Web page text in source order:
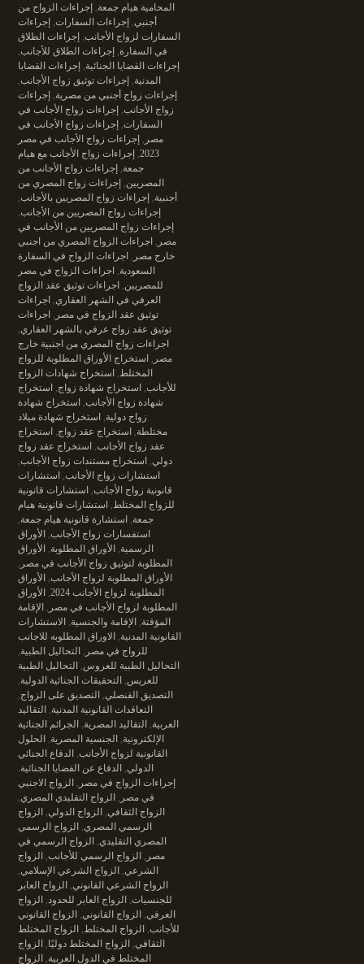
المحامية هيام جمعة, إجراءات الزواج من
أجنبي, إجراءات السفارات, إجراءات
السفارات لزواج الأجانب, إجراءات الطلاق
في السفارة, إجراءات الطلاق للأجانب,
إجراءات القضايا الجنائية, إجراءات القضايا
المدنية, إجراءات توثيق زواج الأجانب,
إجراءات زواج أجنبي من مصرية, إجراءات
زواج الأجانب, إجراءات زواج الأجانب في
السفارات, إجراءات زواج الأجانب في
مصر , إجراءات زواج الأجانب في مصر
2023
, إجراءات زواج الأجانب مع هيام
جمعة, إجراءات زواج الأجانب من
المصريين, إجراءات زواج المصري من
أجنبية, إجراءات زواج المصريين بالأجانب,
إجراءات زواج المصريين من الأجانب,
إجراءات زواج المصريين من الأجانب في
مصر , اجراءات الزواج المصري من اجنبي
خارج مصر , اجراءات الزواج في السفارة
السعودية, اجراءات الزواج في مصر
للمصريين, اجراءات توثيق عقد الزواج
العرفي في الشهر العقاري, اجراءات
توثيق عقد الزواج في مصر , اجراءات
توثيق عقد زواج عرفي بالشهر العقاري,
اجراءات زواج المصري من اجنبية خارج
مصر , استخراج الأوراق المطلوبة للزواج
المختلط, استخراج شهادات الزواج
للأجانب, استخراج شهادة زواج, استخراج
شهادة زواج الأجانب, استخراج شهادة
زواج دولية, استخراج شهادة ميلاد
مختلطة, استخراج عقد زواج, استخراج
عقد زواج الأجانب, استخراج عقد زواج
دولي, استخراج مستندات زواج الأجانب,
استشارات زواج الأجانب, استشارات
قانونية زواج الأجانب, استشارات قانونية
للزواج المختلط, استشارات قانونية هيام
جمعة, استشارة قانونية هيام جمعة,
استفسارات زواج الأجانب, الأوراق
الرسمية, الأوراق المطلوبة, الأوراق
المطلوبة لتوثيق زواج الأجانب في مصر ,
الأوراق المطلوبة لزواج الأجانب, الأوراق
المطلوبة لزواج الأجانب 2024
, الأوراق
المطلوبة لزواج الأجانب في مصر , الإقامة
المؤقتة, الإقامة والجنسية, الاستشارات
القانونية المدنية, الاوراق المطلوبه للاجانب
للزواج في مصر , التحاليل الطبية,
التحاليل الطبية للعروس, التحاليل الطبية
للعريس, التحقيقات الجنائية الدولية,
التصديق القنصلي, التصديق على الزواج,
التعاقدات القانونية المدنية, التقاليد
العربية, التقاليد المصرية, الجرائم الجنائية
الإلكترونية, الجنسية المصرية, الحلول
القانونية لزواج الأجانب, الدفاع الجنائي
الدولي, الدفاع عن القضايا الجنائية.
إجراءات الزواج في مصر , الزواج الاجنبي
في مصر , الزواج التقليدي المصري,
الزواج الثقافي, الزواج الدولي, الزواج
الرسمي المصري, الزواج الرسمي
المصري التقليدي, الزواج الرسمي في
مصر , الزواج الرسمي للأجانب, الزواج
الشرعي, الزواج الشرعي الإسلامي,
الزواج الشرعي القانوني, الزواج العابر
للجنسيات, الزواج العابر للحدود, الزواج
العرفي, الزواج القانوني, الزواج القانوني
للأجانب, الزواج المختلط, الزواج المختلط
الثقافي, الزواج المختلط دوليًا, الزواج
المختلط في الدول العربية, الزواج